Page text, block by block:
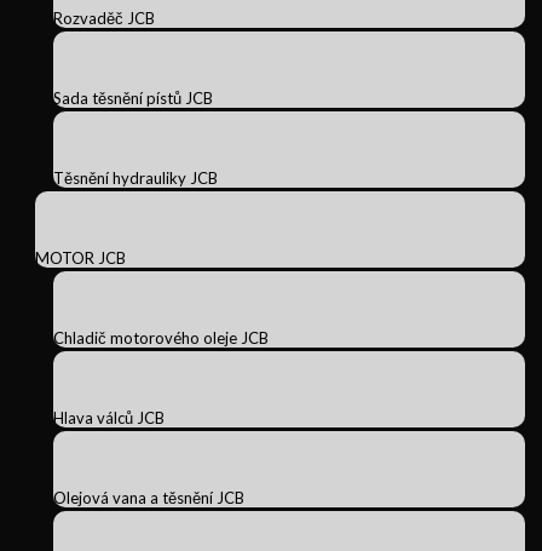
Rozvaděč JCB
Sada těsnění pístů JCB
Těsnění hydrauliky JCB
MOTOR JCB
Chladič motorového oleje JCB
Hlava válců JCB
Olejová vana a těsnění JCB